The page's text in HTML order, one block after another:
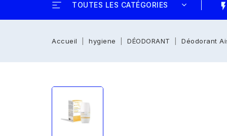
TOUTES LES CATÉGORIES flash_on
Accueil hygiene DÉODORANT Déodorant